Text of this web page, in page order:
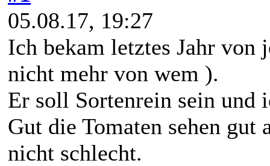
05.08.17, 19:27
Ich bekam letztes Jahr von
nicht mehr von wem ).
Er soll Sortenrein sein und
Gut die Tomaten sehen gut
nicht schlecht.